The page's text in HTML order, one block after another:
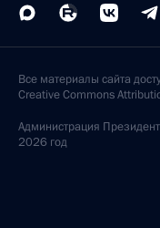
Все материалы сайта
Creative Commons
Администрация
2026 год